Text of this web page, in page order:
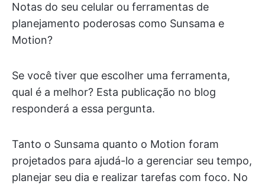
Notas do seu celular ou ferramentas de
planejamento poderosas como Sunsama e
Motion?
Se você tiver que escolher uma ferramenta,
qual é a melhor? Esta publicação no blog
responderá a essa pergunta.
Tanto o Sunsama quanto o Motion foram
projetados para ajudá-lo a gerenciar seu tempo,
planejar seu dia e realizar tarefas com foco. No